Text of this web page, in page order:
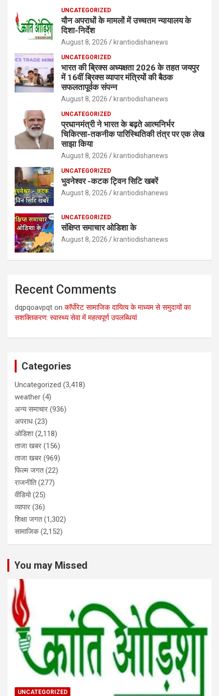
UNCATEGORIZED
यौन अपराधों के मामलों में उच्चतम न्यायालय के
दिशा-निर्देश
August 8, 2026 krantiodishanews
UNCATEGORIZED
भारत की ब्रिक्‍स अध्यक्षता 2026 के तहत जयपुर
में 16वीं ब्रिक्‍स व्यापार मंत्रियों की बैठक
सफलतापूर्वक संपन्न
August 8, 2026 krantiodishanews
UNCATEGORIZED
प्रधानमंत्री ने भारत के बढ़ते आत्मनिर्भर
चिकित्सा-तकनीक पारिस्थितिकी तंत्र पर एक लेख
साझा किया
August 8, 2026 krantiodishanews
UNCATEGORIZED
भुवनेश्वर -कटक ट्विन सिटि खबरें
August 8, 2026 krantiodishanews
UNCATEGORIZED
संक्षिप्त समाचार ओडिशा के
August 8, 2026 krantiodishanews
Recent Comments
dqpqoavpqt onकॉर्पोरेट सामाजिक दायित्व के माध्यम से समुदायों का
सशक्तिकरण: स्वास्थ्य सेवा में महत्वपूर्ण उपलब्धियां
Categories
Uncategorized (3,418)
weather (4)
अन्य समाचार (936)
अपराध (23)
ओडिशा(2,118)
ताजा खबर (156)
ताजा खबर (969)
फिल्म जगत(22)
राजनीति(277)
वीडियो(25)
व्यापार (36)
शिक्षा जगत(1,302)
सामाजिक(2,152)
You may Missed
UNCATEGORIZED